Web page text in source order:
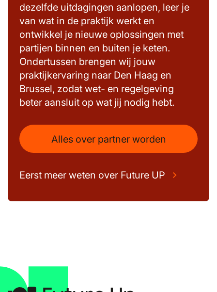
dezelfde uitdagingen aanlopen, leer je
van wat in de praktijk werkt en
ontwikkel je nieuwe oplossingen met
partijen binnen en buiten je keten.
Ondertussen brengen wij jouw
praktijkervaring naar Den Haag en
Brussel, zodat wet- en regelgeving
beter aansluit op wat jij nodig hebt.
Alles over partner worden
Eerst meer weten over Future UP